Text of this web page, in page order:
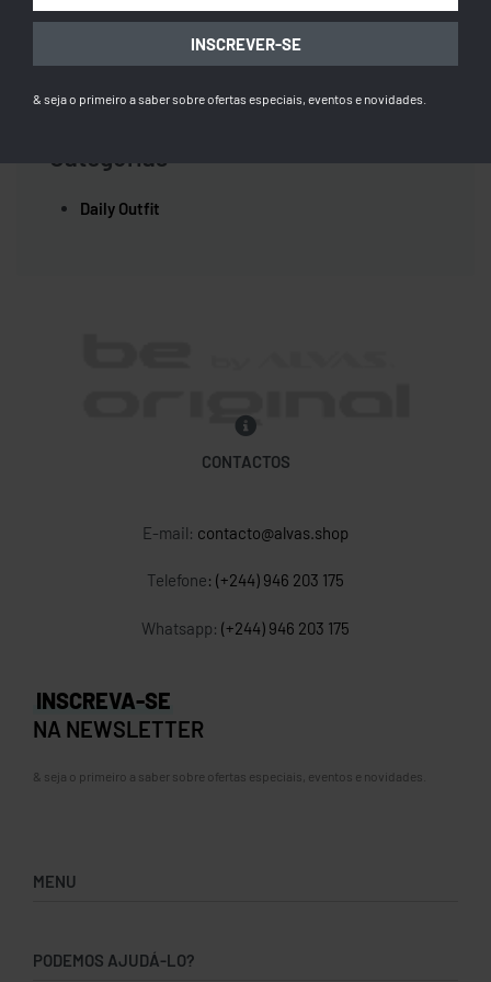
Arquivo
Categorias
Daily Outfit
CONTACTOS
E-mail: contacto@alvas.shop
Telefone: (+244) 946 203 175
Whatsapp: (+244) 946 203 175
MENU
Loja
PODEMOS AJUDÁ-LO?
INSCREVA-SE
NA NEWSLETTER
& seja o primeiro a saber sobre ofertas especiais, eventos e novidades.
INSCREVER-SE
& seja o primeiro a saber sobre ofertas especiais, eventos e novidades.